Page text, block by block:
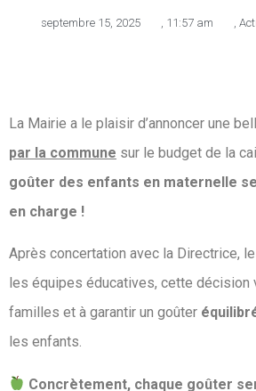
septembre 15, 2025 11:57 am
La Mairie a le plaisir d’annoncer une
par la commune sur le budget de la
goûter des enfants en maternelle
en charge !
Après concertation avec la Directrice,
les équipes éducatives, cette décision
familles et à garantir un goûter
les enfants.
Concrètement, chaque goûter